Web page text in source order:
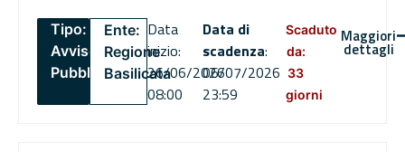
Tipo:
Avviso
Pubblico
Ente:
Regione
Basilicata
Data
inizio:
26/06/2026
08:00
Data di
scadenza:
06/07/2026
23:59
Scaduto
da:
33
giorni
Maggiori
dettagli